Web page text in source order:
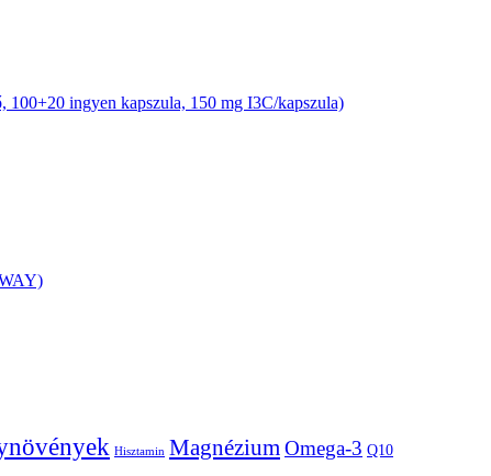
ingyen kapszula, 150 mg I3C/kapszula)
Hisztamin MagnéziumOmega-3 Q10